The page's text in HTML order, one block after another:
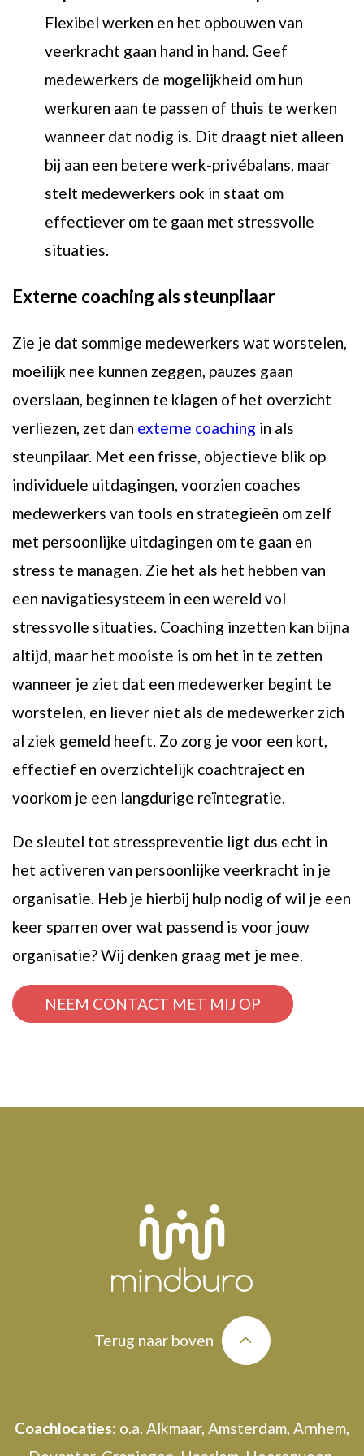
Flexibel werken en het opbouwen van
veerkracht gaan hand in hand. Geef
medewerkers de mogelijkheid om hun
werkuren aan te passen of thuis te werken
wanneer dat nodig is. Dit draagt niet alleen
bij aan een betere werk-privébalans, maar
stelt medewerkers ook in staat om
effectiever om te gaan met stressvolle
situaties.
Externe coaching als steunpilaar
Zie je dat sommige medewerkers wat worstelen,
moeilijk nee kunnen zeggen, pauzes gaan
overslaan, beginnen te klagen of het overzicht
verliezen, zet dan externe coaching in als
steunpilaar. Met een frisse, objectieve blik op
individuele uitdagingen, voorzien coaches
medewerkers van tools en strategieën om zelf
met persoonlijke uitdagingen om te gaan en
stress te managen. Zie het als het hebben van
een navigatiesysteem in een wereld vol
stressvolle situaties. Coaching inzetten kan bijna
altijd, maar het mooiste is om het in te zetten
wanneer je ziet dat een medewerker begint te
worstelen, en liever niet als de medewerker zich
al ziek gemeld heeft. Zo zorg je voor een kort,
effectief en overzichtelijk coachtraject en
voorkom je een langdurige reïntegratie.
De sleutel tot stresspreventie ligt dus echt in
het activeren van persoonlijke veerkracht in je
organisatie. Heb je hierbij hulp nodig of wil je een
keer sparren over wat passend is voor jouw
organisatie? Wij denken graag met je mee.
NEEM CONTACT MET MIJ OP
Terug naar boven
Coachlocaties: o.a. Alkmaar, Amsterdam, Arnhem,